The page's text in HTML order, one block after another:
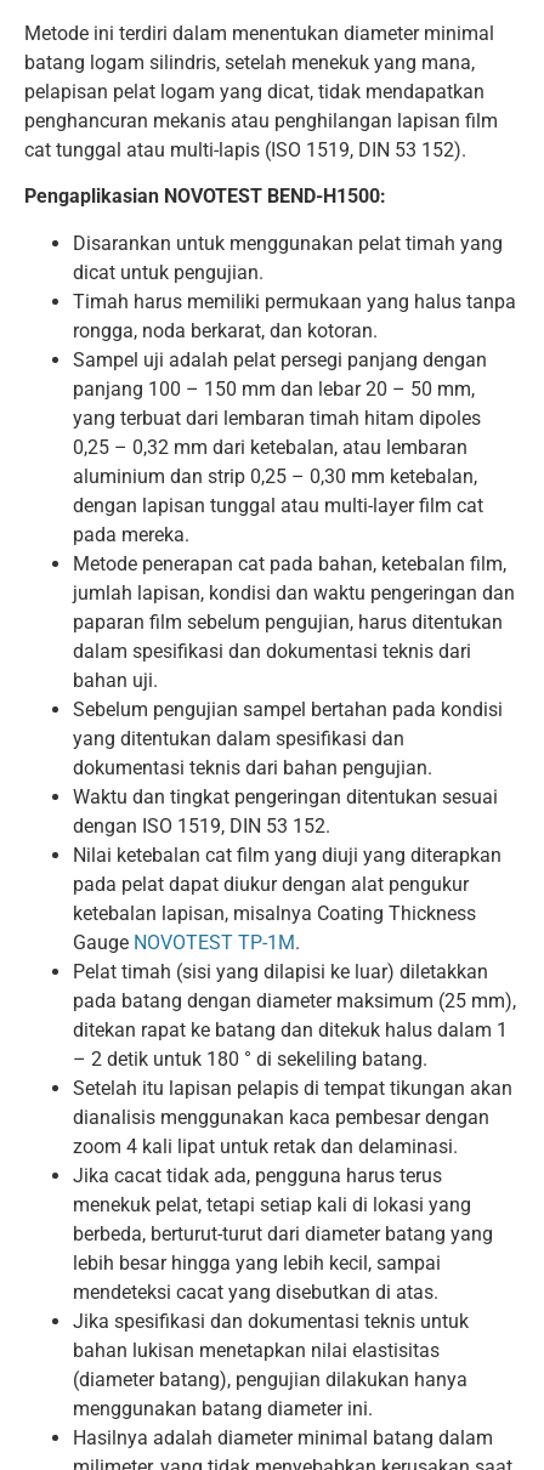
Metode ini terdiri dalam menentukan diameter minimal
batang logam silindris, setelah menekuk yang mana,
pelapisan pelat logam yang dicat, tidak mendapatkan
penghancuran mekanis atau penghilangan lapisan film
cat tunggal atau multi-lapis (ISO 1519, DIN 53 152).
Pengaplikasian NOVOTEST BEND-H1500:
Disarankan untuk menggunakan pelat timah yang
dicat untuk pengujian.
Timah harus memiliki permukaan yang halus tanpa
rongga, noda berkarat, dan kotoran.
Sampel uji adalah pelat persegi panjang dengan
panjang 100 – 150 mm dan lebar 20 – 50 mm,
yang terbuat dari lembaran timah hitam dipoles
0,25 – 0,32 mm dari ketebalan, atau lembaran
aluminium dan strip 0,25 – 0,30 mm ketebalan,
dengan lapisan tunggal atau multi-layer film cat
pada mereka.
Metode penerapan cat pada bahan, ketebalan film,
jumlah lapisan, kondisi dan waktu pengeringan dan
paparan film sebelum pengujian, harus ditentukan
dalam spesifikasi dan dokumentasi teknis dari
bahan uji.
Sebelum pengujian sampel bertahan pada kondisi
yang ditentukan dalam spesifikasi dan
dokumentasi teknis dari bahan pengujian.
Waktu dan tingkat pengeringan ditentukan sesuai
dengan ISO 1519, DIN 53 152.
Nilai ketebalan cat film yang diuji yang diterapkan
pada pelat dapat diukur dengan alat pengukur
ketebalan lapisan, misalnya Coating Thickness
Gauge NOVOTEST TP-1M.
Pelat timah (sisi yang dilapisi ke luar) diletakkan
pada batang dengan diameter maksimum (25 mm),
ditekan rapat ke batang dan ditekuk halus dalam 1
– 2 detik untuk 180 ° di sekeliling batang.
Setelah itu lapisan pelapis di tempat tikungan akan
dianalisis menggunakan kaca pembesar dengan
zoom 4 kali lipat untuk retak dan delaminasi.
Jika cacat tidak ada, pengguna harus terus
menekuk pelat, tetapi setiap kali di lokasi yang
berbeda, berturut-turut dari diameter batang yang
lebih besar hingga yang lebih kecil, sampai
mendeteksi cacat yang disebutkan di atas.
Jika spesifikasi dan dokumentasi teknis untuk
bahan lukisan menetapkan nilai elastisitas
(diameter batang), pengujian dilakukan hanya
menggunakan batang diameter ini.
Hasilnya adalah diameter minimal batang dalam